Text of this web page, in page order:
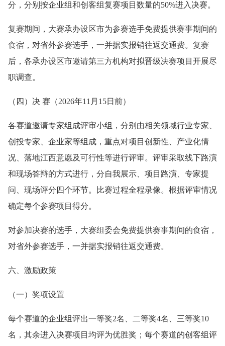
分，分别按企业组和创客组复赛项目数量的50%进入决赛。
复赛期间，大赛承办设区市为参赛选手免费提供赛事期间的
食宿，对省外参赛选手，一并据实报销往返交通费。复赛
后，各承办设区市邀请第三方机构对拟晋级决赛项目开展尽
职调查。
（四）决 赛（2026年11月15日前）
各赛道邀请专家组成评审小组，分别由相关领域行业专家、
创投专家、企业家等组成，重点对项目创新性、产业化情
况、落地江西意愿及可行性等进行评审。评审采取线下路演
和现场答辩的方式进行，分自我展示、项目路演、专家提
问、现场评分四个环节。比赛过程全程录像。根据评审情况
确定每个参赛项目得分。
对参加决赛的选手，大赛组委会免费提供赛事期间的食宿，
对省外参赛选手，一并据实报销往返交通费。
六、激励政策
（一）奖项设置
每个赛道的企业组评出一等奖2名、二等奖4名、三等奖10
名，其余进入决赛项目均评为优胜奖；每个赛道的创客组评